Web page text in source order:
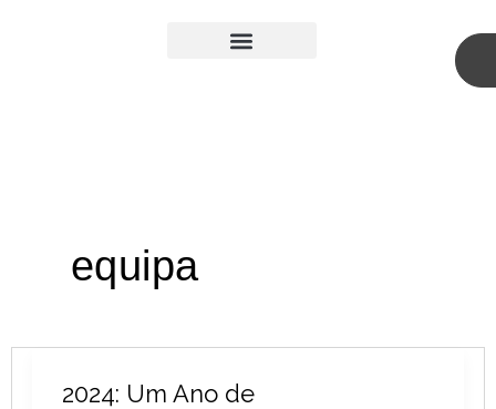
equipa
2024: Um Ano de
Um